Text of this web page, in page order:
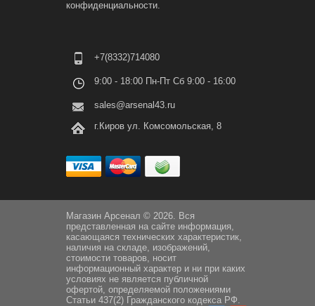
конфиденциальности.
+7(8332)714080
9:00 - 18:00 Пн-Пт Сб 9:00 - 16:00
sales@arsenal43.ru
г.Киров ул. Комсомольская, 8
Магазин Арсенал © 2026. Вся
представленная на сайте информация,
касающаяся технических характеристик,
наличия на складе, изображений,
стоимости товаров, носит
информационный характер и ни при каких
условиях не является публичной
офертой, определяемой положениями
Статьи 437(2) Гражданского кодекса РФ.